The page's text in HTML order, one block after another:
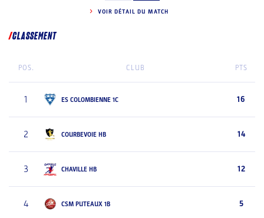
VOIR DÉTAIL DU MATCH
CLASSEMENT
POS. CLUB PTS
1 ES COLOMBIENNE 1C 16
2 COURBEVOIE HB 14
3 CHAVILLE HB 12
4 CSM PUTEAUX 1B 5